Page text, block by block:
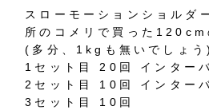
スローモーションショルダ
所のコメリで買った120cm
(多分、1kgも無いでしょう)
1セット目 20回 インター
2セット目 10回 インター
3セット目 10回